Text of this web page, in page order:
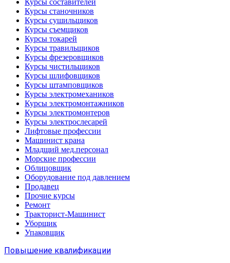
Курсы составителей
Курсы станочников
Курсы сушильщиков
Курсы съемщиков
Курсы токарей
Курсы травильщиков
Курсы фрезеровщиков
Курсы чистильщиков
Курсы шлифовщиков
Курсы штамповщиков
Курсы электромехаников
Курсы электромонтажников
Курсы электромонтеров
Курсы электрослесарей
Лифтовые профессии
Машинист крана
Младщий мед.персонал
Морские профессии
Облицовщик
Оборудование под давлением
Продавец
Прочие курсы
Ремонт
Тракторист-Машинист
Уборщик
Упаковщик
Повышение квалификации